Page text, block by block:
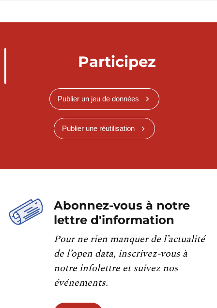
Participez
Publier un jeu de données
Publier une réutilisation
Abonnez-vous à notre
lettre d'information
Pour ne rien manquer de l’actualité
de l’open data, inscrivez-vous à
notre infolettre et suivez nos
événements.